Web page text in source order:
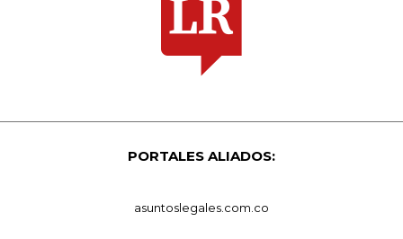
PORTALES ALIADOS:
asuntoslegales.com.co